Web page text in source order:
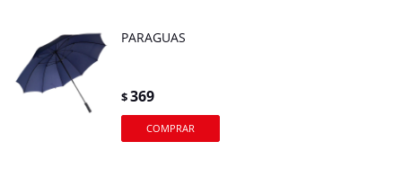
PARAGUAS
$369